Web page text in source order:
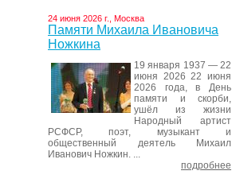
24 июня 2026 г., Москва
Памяти Михаила Ивановича
Ножкина
19 января 1937 — 22
июня 2026 22 июня
2026 года, в День
памяти и скорби,
ушёл из жизни
Народный артист
РСФСР, поэт, музыкант и
общественный деятель Михаил
Иванович Ножкин. ...
подробнее